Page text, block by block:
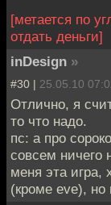
[метается по
отдать деньги]
inDesign »
#30 | 25.05.10
Отлично, я
то что надо.
пс: а про
совсем ничего
меня эта
(кроме eve), но